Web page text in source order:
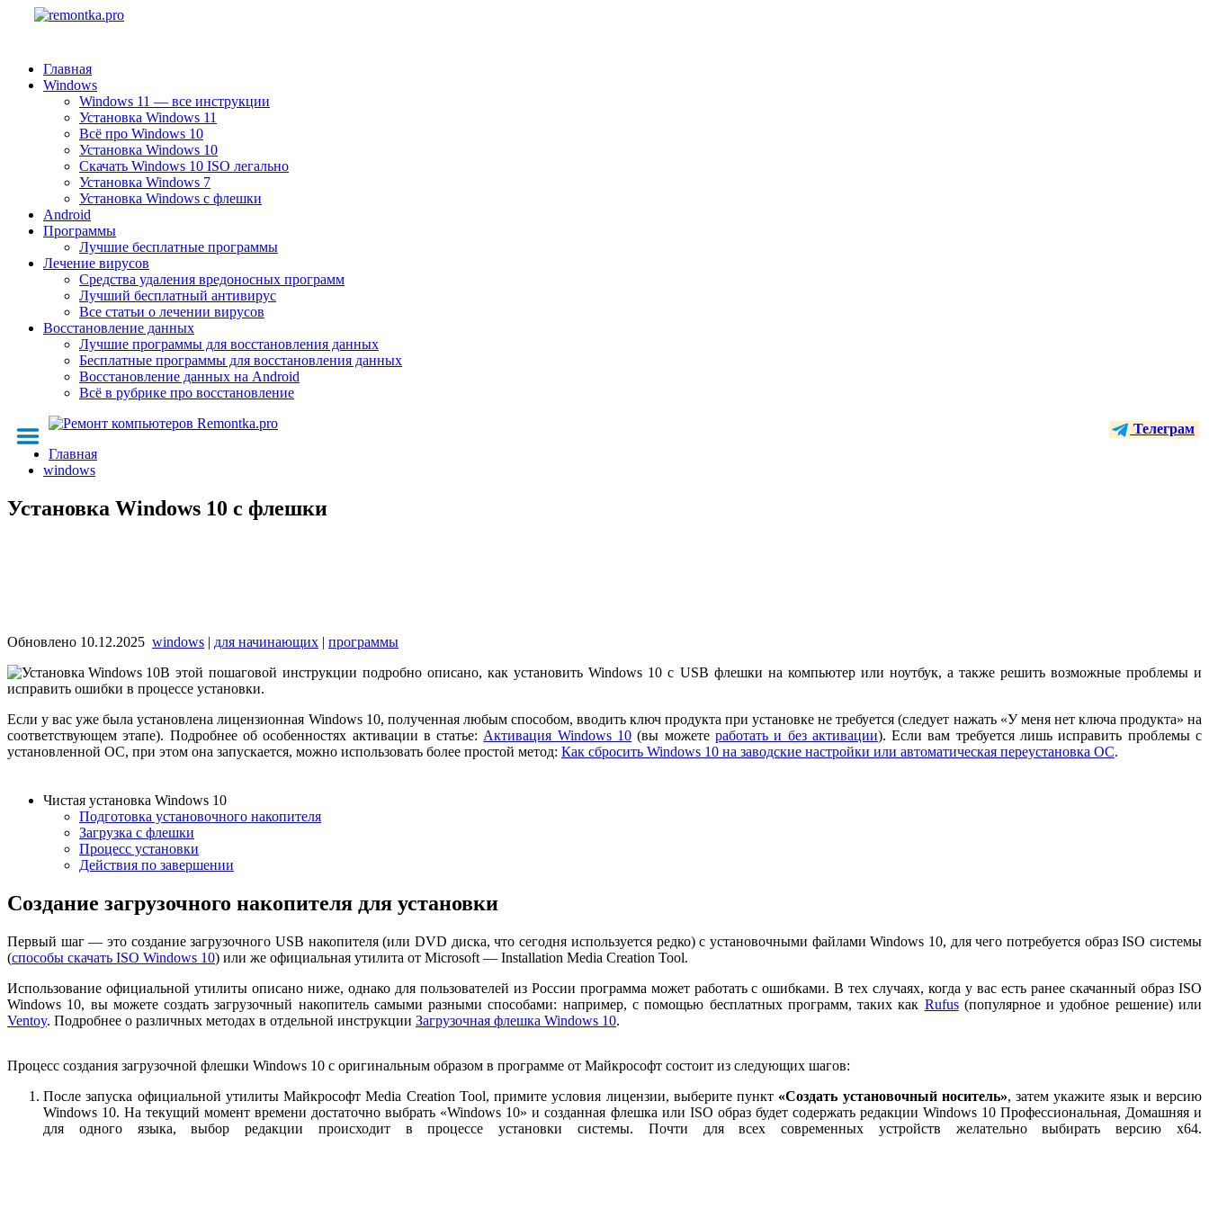
Главная
Windows
Windows 11 — все инструкции
Установка Windows 11
Всё про Windows 10
Установка Windows 10
Скачать Windows 10 ISO легально
Установка Windows 7
Установка Windows с флешки
Android
Программы
Лучшие бесплатные программы
Лечение вирусов
Средства удаления вредоносных программ
Лучший бесплатный антивирус
Все статьи о лечении вирусов
Восстановление данных
Лучшие программы для восстановления данных
Бесплатные программы для восстановления данных
Восстановление данных на Android
Всё в рубрике про восстановление
Телеграм
Главная
windows
Установка Windows 10 с флешки
Обновлено 10.12.2025 windows | для начинающих | программы
В этой пошаговой инструкции подробно описано, как установить Windows 10 с USB флешки на компьютер или ноутбук, а также решить возможные проблемы и
исправить ошибки в процессе установки.
Если у вас уже была установлена лицензионная Windows 10, полученная любым способом, вводить ключ продукта при установке не требуется (следует нажать «У меня нет ключа продукта» на
соответствующем этапе). Подробнее об особенностях активации в статье: Активация Windows 10 (вы можете работать и без активации). Если вам требуется лишь исправить проблемы с
установленной ОС, при этом она запускается, можно использовать более простой метод: Как сбросить Windows 10 на заводские настройки или автоматическая переустановка ОС.
Чистая установка Windows 10
Подготовка установочного накопителя
Загрузка с флешки
Процесс установки
Действия по завершении
Создание загрузочного накопителя для установки
Первый шаг — это создание загрузочного USB накопителя (или DVD диска, что сегодня используется редко) с установочными файлами Windows 10, для чего потребуется образ ISO системы
(способы скачать ISO Windows 10) или же официальная утилита от Microsoft — Installation Media Creation Tool.
Использование официальной утилиты описано ниже, однако для пользователей из России программа может работать с ошибками. В тех случаях, когда у вас есть ранее скачанный образ ISO
Windows 10, вы можете создать загрузочный накопитель самыми разными способами: например, с помощью бесплатных программ, таких как Rufus(популярное и удобное решение) или
Ventoy. Подробнее о различных методах в отдельной инструкции Загрузочная флешка Windows 10.
Процесс создания загрузочной флешки Windows 10 с оригинальным образом в программе от Майкрософт состоит из следующих шагов:
После запуска официальной утилиты Майкрософт Media Creation Tool, примите условия лицензии, выберите пункт «Создать установочный носитель», затем укажите язык и версию
Windows 10. На текущий момент времени достаточно выбрать «Windows 10» и созданная флешка или ISO образ будет содержать редакции Windows 10 Профессиональная, Домашняя и
для одного языка, выбор редакции происходит в процессе установки системы. Почти для всех современных устройств желательно выбирать версию x64.